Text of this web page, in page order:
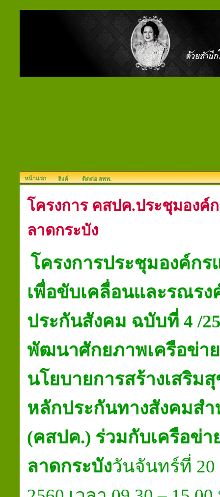
หน้าแรก ลิงค์ ติดต่อ สพท.
โครงการ คสปค.ประชุมองค์
ลาดกระบัง
โครงการประชุมองค์กร
เพื่อขับเคลื่อนและรณรง
ประกันสังคม ฉบับที่ 4 /
พัฒนาศักยภาพเครือข่า
นโยบายการสร้างเสริม
หลักประกันทางสังคมส
(คสปค.) ร่วมกับเครือข่
ลาดกระบังวันจันทร์ที่ 20